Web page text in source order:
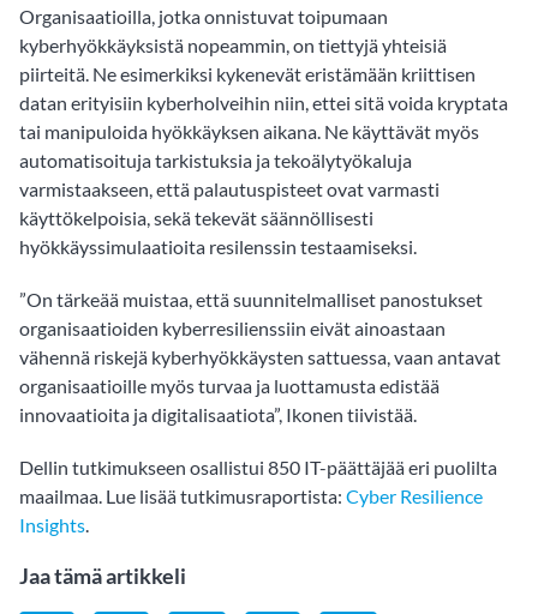
Organisaatioilla, jotka onnistuvat toipumaan
kyberhyökkäyksistä nopeammin, on tiettyjä yhteisiä
piirteitä. Ne esimerkiksi kykenevät eristämään kriittisen
datan erityisiin kyberholveihin niin, ettei sitä voida kryptata
tai manipuloida hyökkäyksen aikana. Ne käyttävät myös
automatisoituja tarkistuksia ja tekoälytyökaluja
varmistaakseen, että palautuspisteet ovat varmasti
käyttökelpoisia, sekä tekevät säännöllisesti
hyökkäyssimulaatioita resilenssin testaamiseksi.
”On tärkeää muistaa, että suunnitelmalliset panostukset
organisaatioiden kyberresilienssiin eivät ainoastaan
vähennä riskejä kyberhyökkäysten sattuessa, vaan antavat
organisaatioille myös turvaa ja luottamusta edistää
innovaatioita ja digitalisaatiota”, Ikonen tiivistää.
Dellin tutkimukseen osallistui 850 IT-päättäjää eri puolilta
maailmaa. Lue lisää tutkimusraportista: Cyber Resilience
Insights.
Jaa tämä artikkeli